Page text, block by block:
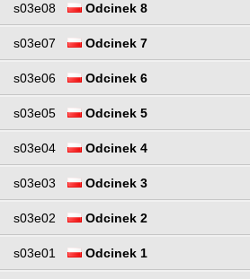
s03e08 Odcinek 8
s03e07 Odcinek 7
s03e06 Odcinek 6
s03e05 Odcinek 5
s03e04 Odcinek 4
s03e03 Odcinek 3
s03e02 Odcinek 2
s03e01 Odcinek 1